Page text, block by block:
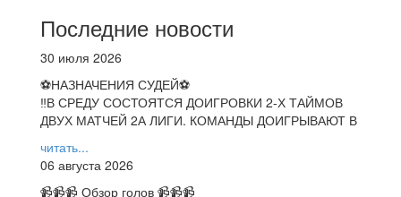
Последние новости
30 июля 2026
⚽НАЗНАЧЕНИЯ СУДЕЙ⚽
‼В СРЕДУ СОСТОЯТСЯ ДОИГРОВКИ 2-Х ТАЙМОВ
ДВУХ МАТЧЕЙ 2А ЛИГИ. КОМАНДЫ ДОИГРЫВАЮТ В
читать...
06 августа 2026
📹📹📹 Обзор голов 📹📹📹